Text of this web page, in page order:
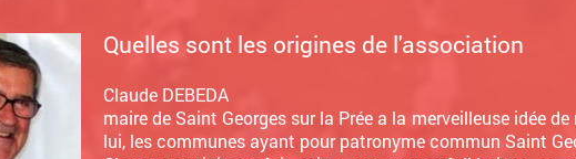
Quelles sont les origines de l'association
Claude DEBEDA
maire de Saint Georges sur la Prée a la merveilleuse idée
lui, les communes ayant pour patronyme commun Saint